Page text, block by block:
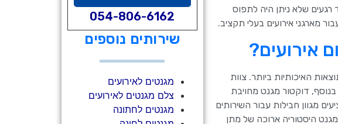
רגעים שלא ניתן היה לתפוס
מארגני אירועים בעלי תקציב.
אירועים?
האיכותיות ביותר. צוות
דוקטור מגנט מחויבת
מגוון חבילות עבור השירותים
היסטוריה ארוכה של מתן
054-806-6162
שירותים נוספים
מגנטים לאירועים
צלם מגנטים לאירועים
מגנטים לחתונה